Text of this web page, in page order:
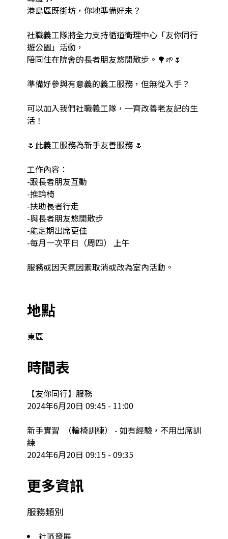
港島區既街坊，你地準備好未？
社職義工隊將全力支持循道衛理中心「友你同行
遊公園」活動，
陪同住在院舍的長者朋友悠閒散步。🌳🌱🌷
準備好參與有意義的義工服務，但無從入手？
可以加入我們社職義工隊，一齊改善老友記的生
活！
🌷此義工服務為新手友善服務 🌷
工作內容：
-跟長者朋友互動
-推輪椅
-扶助長者行走
-與長者朋友悠閒散步
-能定期出席更佳
-每月一次平日（周四） 上午
服務或因天氣因素取消或改為室內活動。
地點
東區
時間表
【友你同行】服務
2024年6月20日 09:45 - 11:00
新手實習  （輪椅訓練） - 如有經驗，不用出席訓
練
2024年6月20日 09:15 - 09:35
更多資訊
服務類別
社區發展